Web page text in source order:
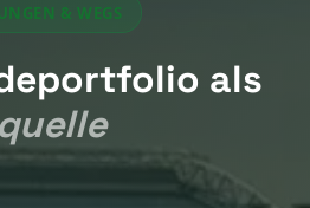
& WEGS
als